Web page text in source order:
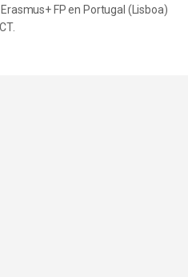
FP en Portugal (Lisboa)